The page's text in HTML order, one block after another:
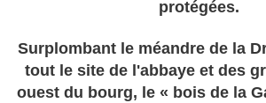
protégées.
Surplombant le méandre de la
tout le site de l'abbaye et des
ouest du bourg, le « bois de la